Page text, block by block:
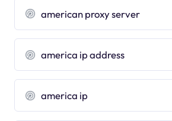
american proxy server
america ip address
america ip